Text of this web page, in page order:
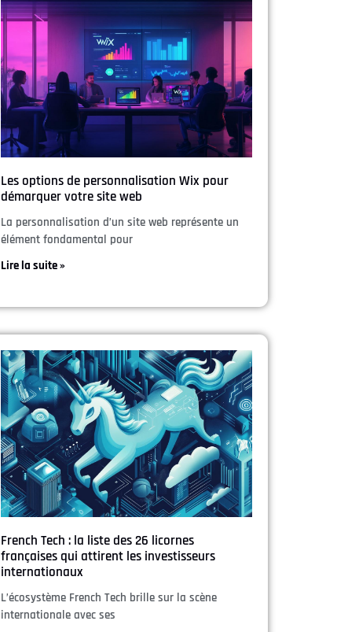
Les options de personnalisation Wix pour
démarquer votre site web
La personnalisation d’un site web représente un
élément fondamental pour
Lire la suite »
French Tech : la liste des 26 licornes
françaises qui attirent les investisseurs
internationaux
L’écosystème French Tech brille sur la scène
internationale avec ses